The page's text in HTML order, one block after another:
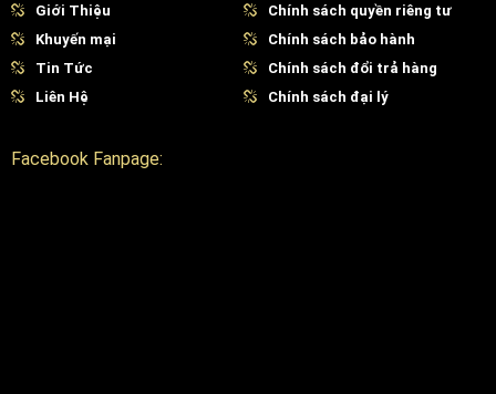
Giới Thiệu
Khuyến mại
Tin Tức
Liên Hệ
Chính sách quyền riêng tư
Chính sách bảo hành
Chính sách đổi trả hàng
Chính sách đại lý
Facebook Fanpage: